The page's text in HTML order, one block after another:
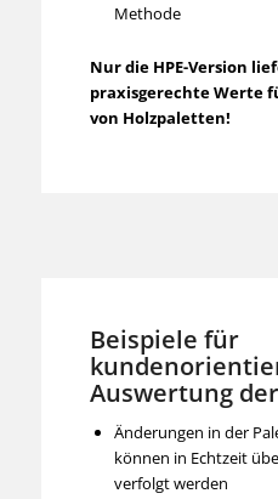
Methode
Nur die HPE-Version
praxisgerechte Werte
von Holzpaletten!
Beispiele für
Auswertung
Änderungen in der
können in Echtzeit
verfolgt werden